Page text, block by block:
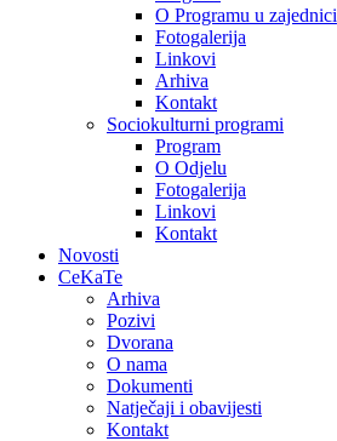
O Programu u zajednici
Fotogalerija
Linkovi
Arhiva
Kontakt
Sociokulturni programi
Program
O Odjelu
Fotogalerija
Linkovi
Kontakt
Novosti
CeKaTe
Arhiva
Pozivi
Dvorana
O nama
Dokumenti
Natječaji i obavijesti
Kontakt